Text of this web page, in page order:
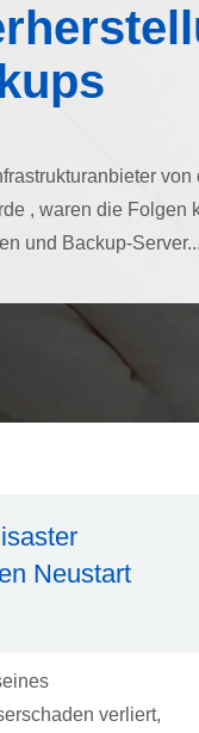
, waren die Folgen
und Backup-Server...
Neustart
verliert,